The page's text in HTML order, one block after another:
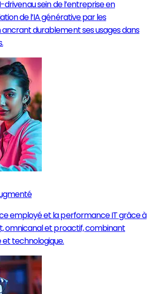
au sein de l’entreprise en
de l’IA générative par les
durablement ses usages dans
employé et la performance IT grâce à
omnicanal et proactif, combinant
technologique.